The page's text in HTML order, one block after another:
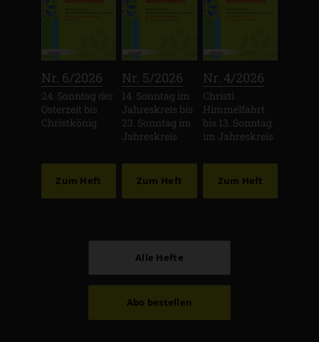
Nr. 6/2026
24. Sonntag der
Osterzeit bis
Christkönig
Zum Heft
Nr. 5/2026
14. Sonntag im
Jahreskreis bis
23. Sonntag im
Jahreskreis
Zum Heft
Nr. 4/2026
Christi
Himmelfahrt
bis 13. Sonntag
im Jahreskreis
Zum Heft
Alle Hefte
Abo bestellen